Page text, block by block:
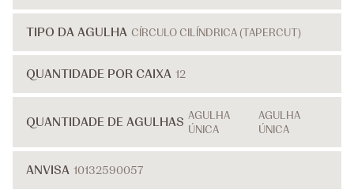
TIPO DA AGULHA CÍRCULO CILÍNDRICA (TAPERCUT)
QUANTIDADE POR CAIXA 12
QUANTIDADE DE AGULHAS AGULHA
ÚNICA
AGULHA
ÚNICA
ANVISA 10132590057